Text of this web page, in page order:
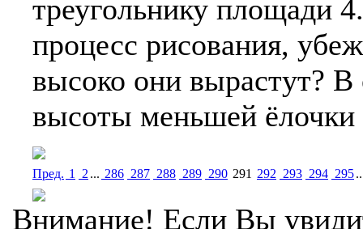
треугольнику площади
процесс рисования,
высоко они вырастут?
высоты меньшей
Пред. 1 2 ... 286 287 288 289 290 291 292 293 294 295
Внимание! Если Вы